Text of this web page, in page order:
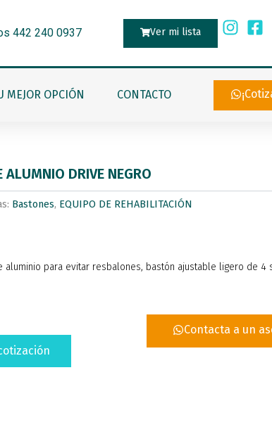
442 240 0937 Ver mi lista
MEJOR OPCIÓN CONTACTO
ALUMNIO DRIVE NEGRO
Bastones, EQUIPO DE REHABILITACIÓN
aluminio para evitar resbalones, bastón ajustable ligero de 4
Contacta a un